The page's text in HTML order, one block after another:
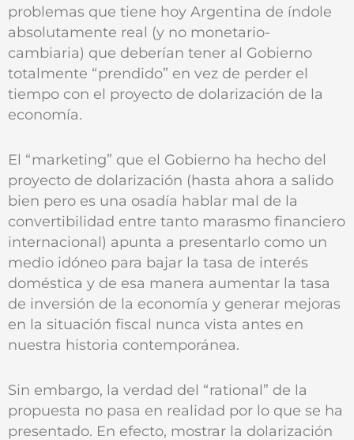
problemas que tiene hoy Argentina de índole
absolutamente real (y no monetario-
cambiaria) que deberían tener al Gobierno
totalmente “prendido” en vez de perder el
tiempo con el proyecto de dolarización de la
economía.
El “marketing” que el Gobierno ha hecho del
proyecto de dolarización (hasta ahora a salido
bien pero es una osadía hablar mal de la
convertibilidad entre tanto marasmo financiero
internacional) apunta a presentarlo como un
medio idóneo para bajar la tasa de interés
doméstica y de esa manera aumentar la tasa
de inversión de la economía y generar mejoras
en la situación fiscal nunca vista antes en
nuestra historia contemporánea.
Sin embargo, la verdad del “rational” de la
propuesta no pasa en realidad por lo que se ha
presentado. En efecto, mostrar la dolarización